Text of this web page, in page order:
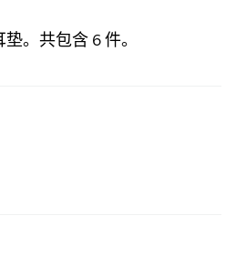
。共包含 6 件。